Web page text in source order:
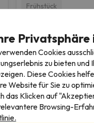
Frühstück
Privatsphäre
Cookies
zu bieten
Diese Cookies
Website für Sie zu
das Klicken auf
Browsing-